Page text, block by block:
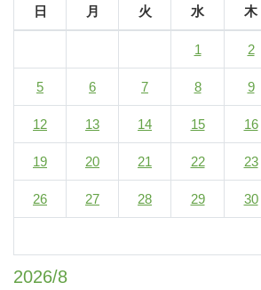
日 月 火 水 木
1
2
5
6 7 8 9
12
13 14 15 16
19
20 21 22 23
26
27 28 29 30
2026/8